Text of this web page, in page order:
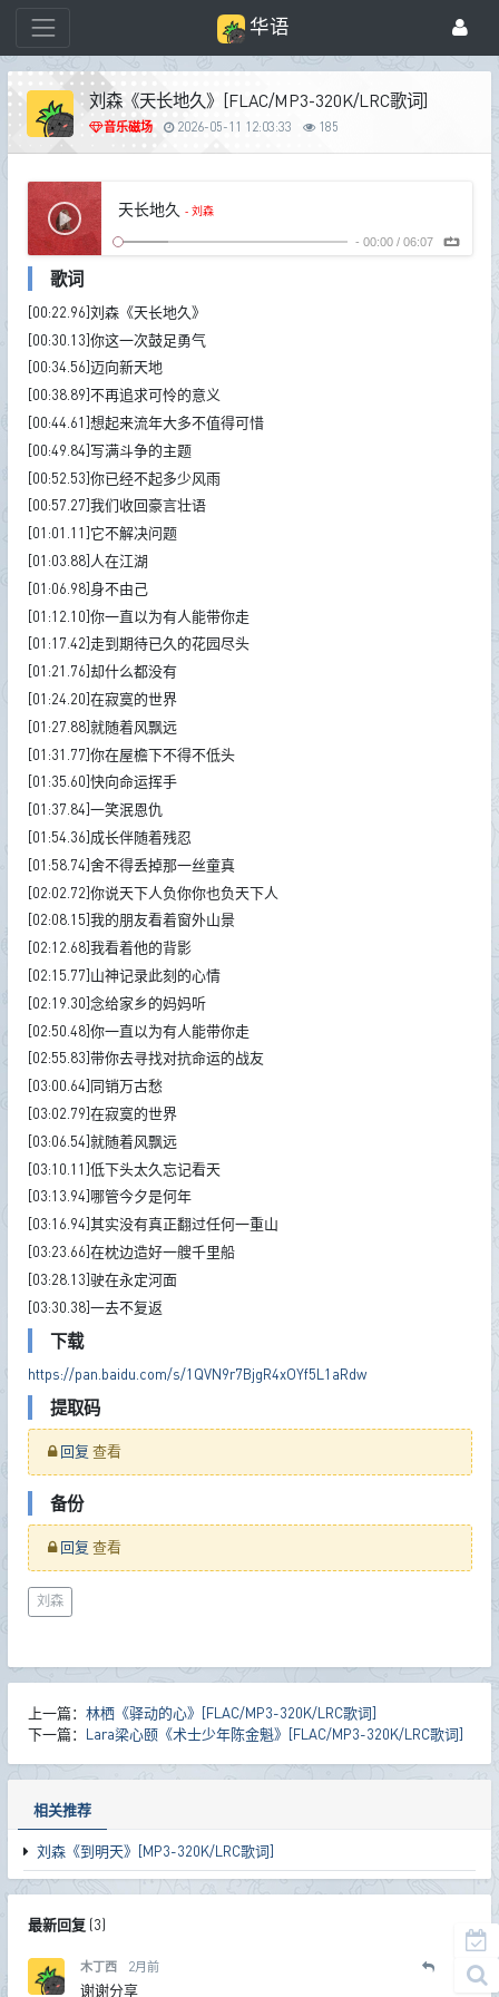
华语
刘森《天长地久》[FLAC/MP3-320K/LRC歌词]
音乐磁场 2026-05-11 12:03:33 185
天长地久 - 刘森
- 00:00/ 06:07
歌词
[00:22.96]刘森《天长地久》
[00:30.13]你这一次鼓足勇气
[00:34.56]迈向新天地
[00:38.89]不再追求可怜的意义
[00:44.61]想起来流年大多不值得可惜
[00:49.84]写满斗争的主题
[00:52.53]你已经不起多少风雨
[00:57.27]我们收回豪言壮语
[01:01.11]它不解决问题
[01:03.88]人在江湖
[01:06.98]身不由己
[01:12.10]你一直以为有人能带你走
[01:17.42]走到期待已久的花园尽头
[01:21.76]却什么都没有
[01:24.20]在寂寞的世界
[01:27.88]就随着风飘远
[01:31.77]你在屋檐下不得不低头
[01:35.60]快向命运挥手
[01:37.84]一笑泯恩仇
[01:54.36]成长伴随着残忍
[01:58.74]舍不得丢掉那一丝童真
[02:02.72]你说天下人负你你也负天下人
[02:08.15]我的朋友看着窗外山景
[02:12.68]我看着他的背影
[02:15.77]山神记录此刻的心情
[02:19.30]念给家乡的妈妈听
[02:50.48]你一直以为有人能带你走
[02:55.83]带你去寻找对抗命运的战友
[03:00.64]同销万古愁
[03:02.79]在寂寞的世界
[03:06.54]就随着风飘远
[03:10.11]低下头太久忘记看天
[03:13.94]哪管今夕是何年
[03:16.94]其实没有真正翻过任何一重山
[03:23.66]在枕边造好一艘千里船
[03:28.13]驶在永定河面
[03:30.38]一去不复返
下载
https://pan.baidu.com/s/1QVN9r7BjgR4xOYf5L1aRdw
提取码
回复 查看
备份
回复 查看
刘森
上一篇： 林栖《驿动的心》[FLAC/MP3-320K/LRC歌词]
下一篇： Lara梁心颐《术士少年陈金魁》[FLAC/MP3-320K/LRC歌词]
相关推荐
刘森《到明天》[MP3-320K/LRC歌词]
最新回复(3)
木丁西 2月前 楼
谢谢分享